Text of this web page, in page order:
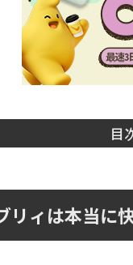
目
リィは本当に